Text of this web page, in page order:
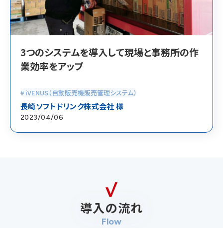
3つのシステムを導入して現場と事務所の作
業効率をアップ
# iVENUS（自動販売機販売管理システム）
長崎ソフトドリンク株式会社 様
2023/04/06
導入の流れ
Flow